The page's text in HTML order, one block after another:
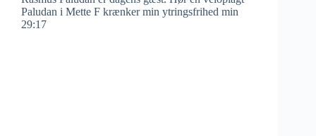
Paludan i Mette F krænker min ytringsfrihed min
29:17